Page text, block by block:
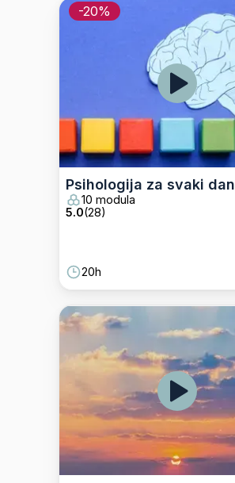
-20%
Psihologija za svaki dan
10 modula
5.0(28)
20h